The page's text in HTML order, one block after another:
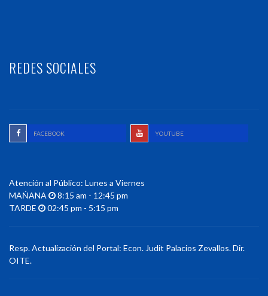
REDES SOCIALES
FACEBOOK YOUTUBE
Atención al Público: Lunes a Viernes
MAŃANA
8:15 am - 12:45 pm
TARDE
02:45 pm - 5:15 pm
Resp. Actualización del Portal: Econ. Judit Palacios Zevallos. Dir.
OITE.